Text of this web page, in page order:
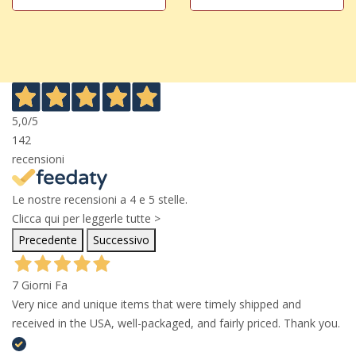
5,0/5
142
recensioni
Le nostre recensioni a 4 e 5 stelle.
Clicca qui per leggerle tutte >
Precedente
Successivo
7 Giorni Fa
Very nice and unique items that were timely shipped and
received in the USA, well-packaged, and fairly priced. Thank you.